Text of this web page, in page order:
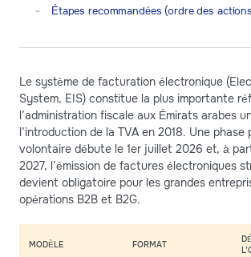
Étapes recommandées (ordre des
Le système de facturation électronique
System, EIS) constitue la plus importante
l’administration fiscale aux Émirats arabes
l’introduction de la TVA en 2018. Une phase
volontaire débute le 1er juillet 2026 et, à
2027, l’émission de factures électroniques
devient obligatoire pour les grandes
opérations B2B et B2G.
MODÈLE FORMAT